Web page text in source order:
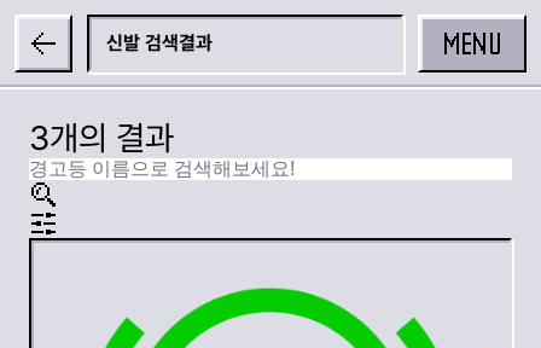
MENU
신발
3개의 결과